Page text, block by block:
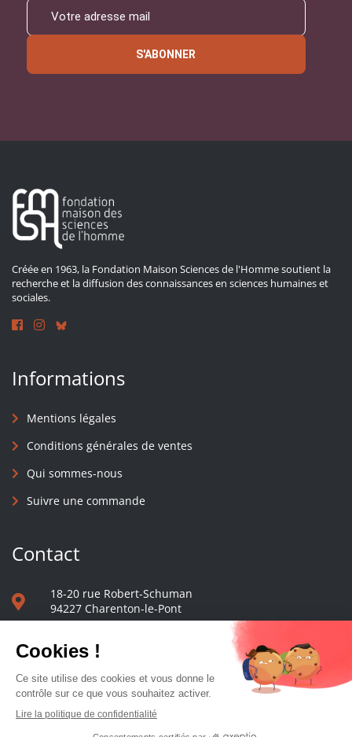
S'ABONNER
Créée en 1963, la Fondation Maison Sciences de l'Homme soutient la
recherche et la diffusion des connaissances en sciences humaines et
sociales.
Informations
Mentions légales
Conditions générales de ventes
Qui sommes-nous
Suivre une commande
Contact
18-20 rue Robert-Schuman
94227 Charenton-le-Pont